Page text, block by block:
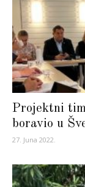
Projektni
boravio u
27. Juna 2022.